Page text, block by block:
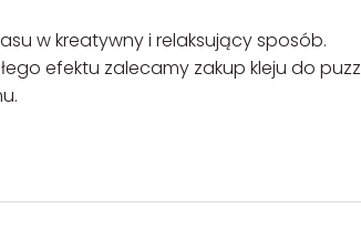
w kreatywny i relaksujący sposób.
efektu zalecamy zakup kleju do